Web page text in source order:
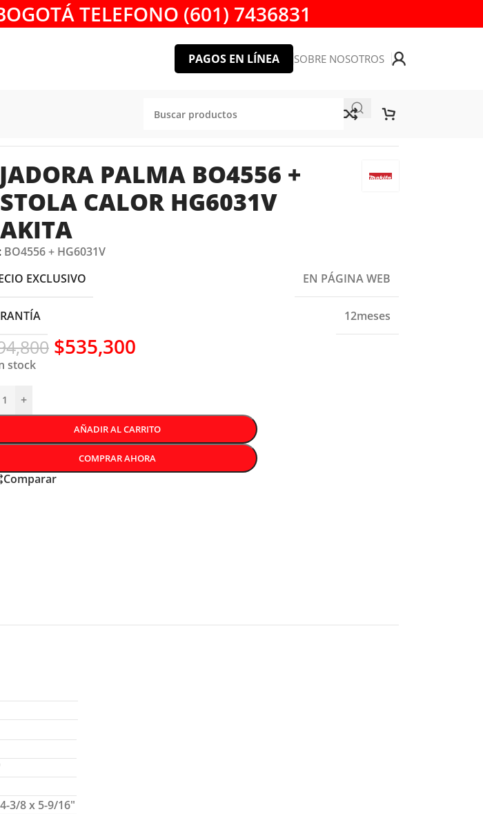
TELEFONO (601) 7436831
PAGOS EN LÍNEA SOBRE NOSOTROS
PALMA BO4556 +
CALOR HG6031V
BO4556 + HG6031V
EXCLUSIVO
EN PÁGINA WEB
12meses
$535,300
stock
+
AÑADIR AL CARRITO
COMPRAR AHORA
Comparar
3/8 x 5-9/16″